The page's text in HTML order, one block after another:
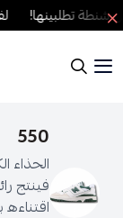
تطلبينها!
550
فينتج
اقتناءه